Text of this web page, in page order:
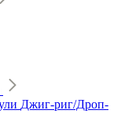
Джиг-риг/Дроп-